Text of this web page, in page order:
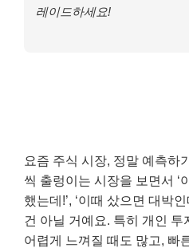
레이드하세요!
요즘 주식 시장, 정말 예측하
씩 출렁이는 시장을 보면서 ‘
했는데!’, ‘이때 샀으면 대박
건 아닐 거예요. 특히 개인
어렵게 느껴질 때도 많고, 빠